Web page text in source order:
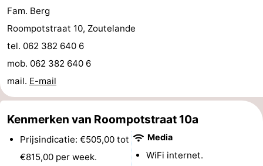
Paardrijden
-
Golfbanen
-
Delta-
en
paravliegen
Eten
en
drinken
Evenementen
Ringrijden
Zoutelande
Fam. Berg
Roompotstraat 10, Zoutelande
tel. 062 382 640 6
mob. 062 382 640 6
mail. E-mail
Kenmerken van Roompotstraat 10a
Prijsindicatie: €505,00 tot
€815,00 per week.
Media
WiFi internet.